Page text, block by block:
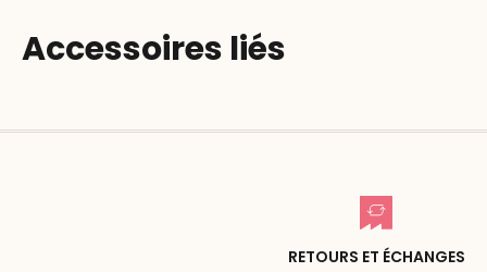
Accessoires liés
RETOURS ET ÉCHANGES